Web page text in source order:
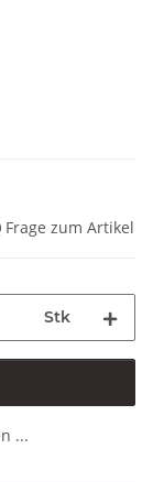
Frage zum Artikel
Stk
...